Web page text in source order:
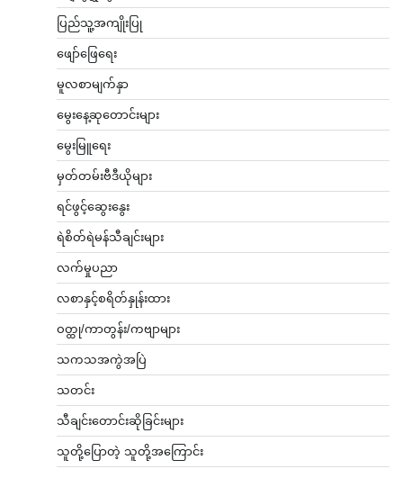
ပြည်သူ့အကျိုးပြု
ဖျော်ဖြေရေး
မူလစာမျက်နှာ
မွေးနေ့ဆုတောင်းများ
မွေးမြူရေး
မှတ်တမ်းဗီဒီယိုများ
ရင်ဖွင့်ဆွေးနွေး
ရဲစိတ်ရဲမန်သီချင်းများ
လက်မှုပညာ
လစာနှင့်စရိတ်နှုန်းထား
ဝတ္ထု/ကာတွန်း/ကဗျာများ
သကသအကွဲအပြဲ
သတင်း
သီချင်းတောင်းဆိုခြင်းများ
သူတို့ပြောတဲ့ သူတို့အကြောင်း